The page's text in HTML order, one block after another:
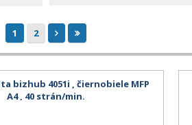
1 2
bizhub 4051i , čiernobiele MFP
A4 , 40 strán/min.